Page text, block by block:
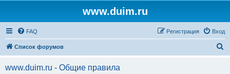
www.duim.ru
FAQ Вход
Регистрация
Список форумов
www.duim.ru - Общие правила